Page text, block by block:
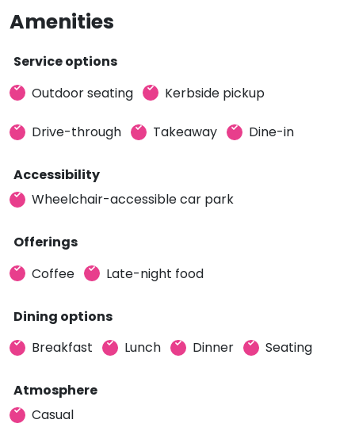
Amenities
Service options
Outdoor seating
Kerbside pickup
Drive-through Takeaway Dine-in
Accessibility
Wheelchair-accessible car park
Offerings
Coffee
Late-night food
Dining options
Breakfast
Lunch Dinner Seating
Atmosphere
Casual